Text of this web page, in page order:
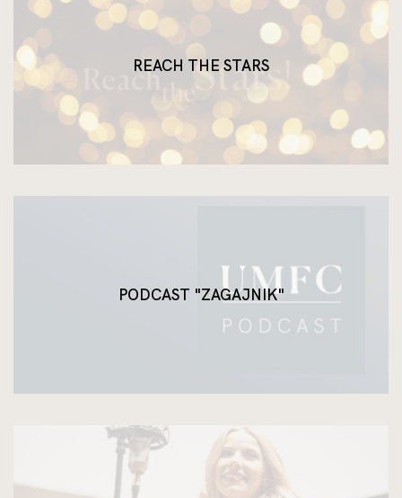
REACH THE STARS
PODCAST "ZAGAJNIK"